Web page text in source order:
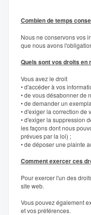
Combien de temps
Nous ne conservons vos
que nous avons
Quels sont vos droits en
Vous avez le droit
• d'accéder à vos
• de vous désabonner de
• de demander un
• d'exiger la correction de
• d'exiger la suppression
les façons dont nous
prévues par la loi) ;
• de déposer une plainte
Comment exercer ces
Pour exercer l'un des
site web.
Vous pouvez également
et vos préférences.